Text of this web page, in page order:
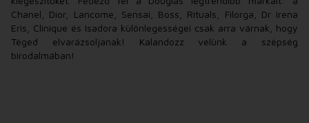
Chanel, Dior, Lancome, Sensai, Boss, Rituals, Filorga, Dr Irena
Eris, Clinique és Isadora különlegességei csak arra várnak, hogy
Téged elvarázsoljanak! Kalandozz velünk a szépség
birodalmában!